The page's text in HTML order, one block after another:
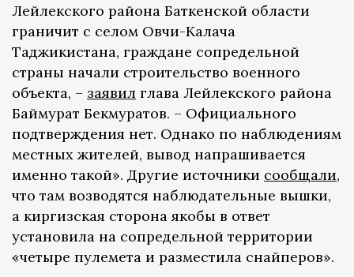
Лейлекского района Баткенской области
граничит с селом Овчи-Калача
Таджикистана, граждане сопредельной
страны начали строительство военного
объекта, – заявил глава Лейлекского района
Баймурат Бекмуратов. – Официального
подтверждения нет. Однако по наблюдениям
местных жителей, вывод напрашивается
именно такой». Другие источники сообщали,
что там возводятся наблюдательные вышки,
а киргизская сторона якобы в ответ
установила на сопредельной территории
«четыре пулемета и разместила снайперов».